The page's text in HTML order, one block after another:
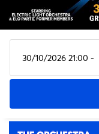
30/10/2026 21:00 -